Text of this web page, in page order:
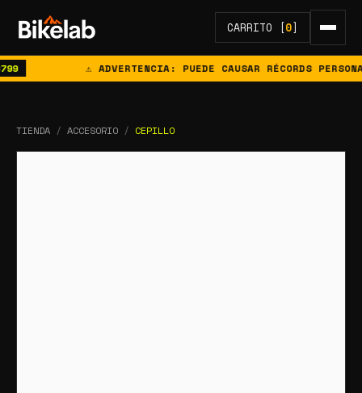
CARRITO [0]
⚠ ADVERTENCIA: PUEDE CAUSAR RÉCORDS
TIENDA / ACCESORIO / CEPILLO